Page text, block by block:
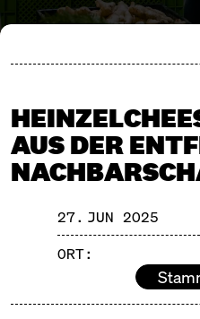
AUS DER
27. JUN 2025
ORT:
SAMSTAG, 28.06.25,